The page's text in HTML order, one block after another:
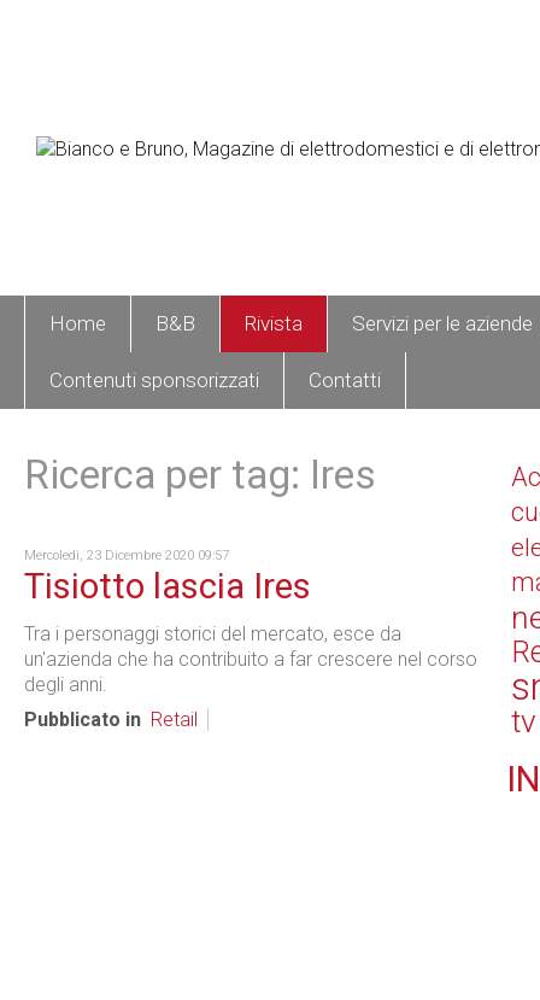
Home B&B Rivista Servizi per le aziende
Contenuti sponsorizzati Contatti
Ricerca per tag: Ires
Mercoledì, 23 Dicembre 2020 09:57
Tisiotto lascia Ires
Tra i personaggi storici del mercato, esce da
un'azienda che ha contribuito a far crescere nel corso
degli anni.
Pubblicato in Retail tv
IN